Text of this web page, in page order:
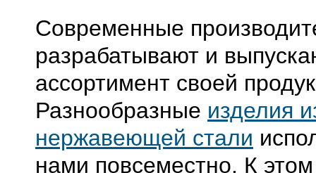
Современные
разрабатывают и
ассортимент своей
Разнообразные изделия
нержавеющей стали
нами повсеместно. К этом